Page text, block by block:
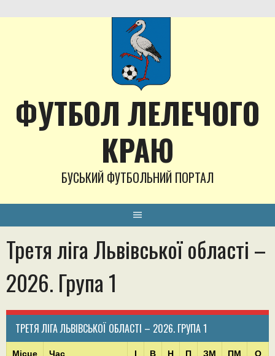
to
ФУТБОЛ ЛЕЛЕЧОГО
КРАЮ
БУСЬКИЙ ФУТБОЛЬНИЙ ПОРТАЛ
Третя ліга Львівської області –
2026. Група 1
ТРЕТЯ ЛІГА ЛЬВІВСЬКОЇ ОБЛАСТІ – 2026. ГРУПА 1
Місце Час І В Н П ЗМ ПМ О